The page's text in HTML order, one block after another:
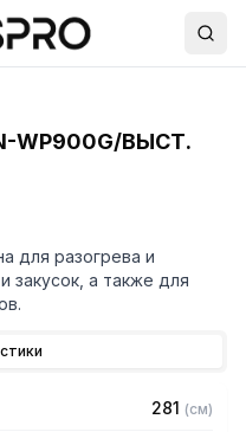
WP900G/ВЫСТ.
для разогрева и
закусок, а также для
281 (см)